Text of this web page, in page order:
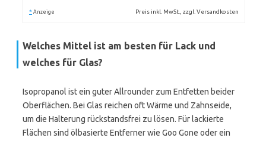
* Anzeige Preis inkl. MwSt., zzgl. Versandkosten
Welches Mittel ist am besten für Lack und
welches für Glas?
Isopropanol ist ein guter Allrounder zum Entfetten beider
Oberflächen. Bei Glas reichen oft Wärme und Zahnseide,
um die Halterung rückstandsfrei zu lösen. Für lackierte
Flächen sind ölbasierte Entferner wie Goo Gone oder ein